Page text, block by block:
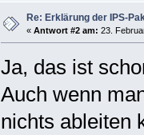
Re: Erklärung der IPS-
« Antwort #2 am: 23.
Ja, das ist
Auch wenn
nichts ableiten